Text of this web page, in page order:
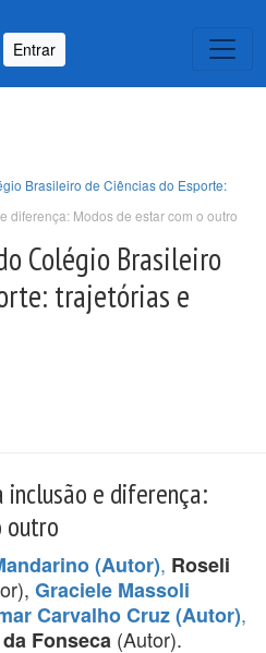
Entrar
Brasileiro de Ciências do Esporte:
diferença: Modos de estar com o outro
Colégio Brasileiro
trajetórias e
inclusão e diferença:
outro
(Autor), Roseli
Graciele Massoli
Carvalho Cruz (Autor),
Fonseca (Autor).